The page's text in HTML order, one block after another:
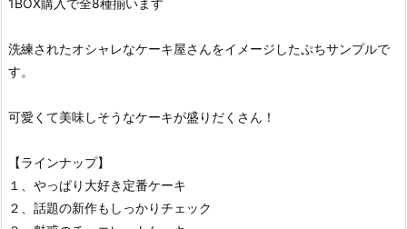
1BOX購入で全8種揃います
洗練されたオシャレなケーキ屋さんをイメージしたぷちサンプルで
す。
可愛くて美味しそうなケーキが盛りだくさん！
【ラインナップ】
１、やっぱり大好き定番ケーキ
２、話題の新作もしっかりチェック